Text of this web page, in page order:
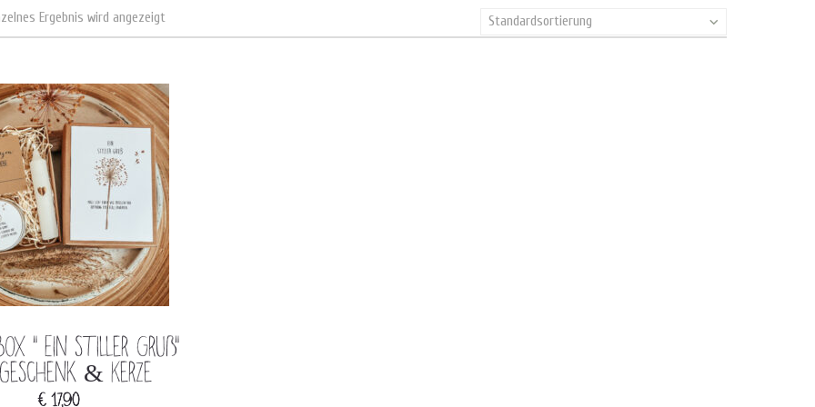
Ergebnis wird angezeigt Standardsortierung
“ Ein stiller Gruß“
& Kerze
€17,90